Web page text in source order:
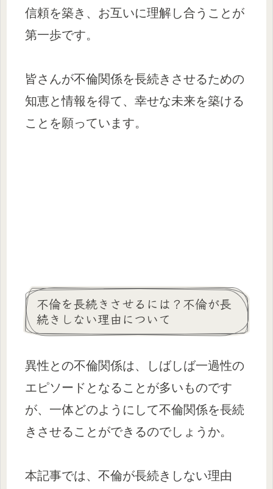
信頼を築き、お互いに理解し合うことが
第一歩です。
皆さんが不倫関係を長続きさせるための
知恵と情報を得て、幸せな未来を築ける
ことを願っています。
不倫を長続きさせるには？不倫が長
続きしない理由について
異性との不倫関係は、しばしば一過性の
エピソードとなることが多いものです
が、一体どのようにして不倫関係を長続
きさせることができるのでしょうか。
本記事では、不倫が長続きしない理由